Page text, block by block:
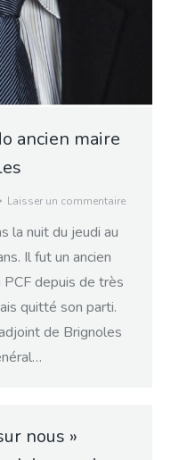
ancien maire
Laisser un commentaire
la nuit du jeudi au
Il fut un ancien
depuis de très
quitté son parti.
de Brignoles
nous »